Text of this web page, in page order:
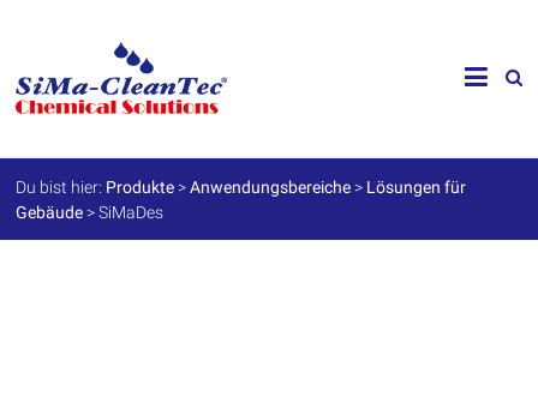
SiMa-
Cleantec
GmbH
Spezialprodukte
für
Du bist hier: Produkte >Anwendungsbereiche > Lösungen für
Gebäude >SiMaDes